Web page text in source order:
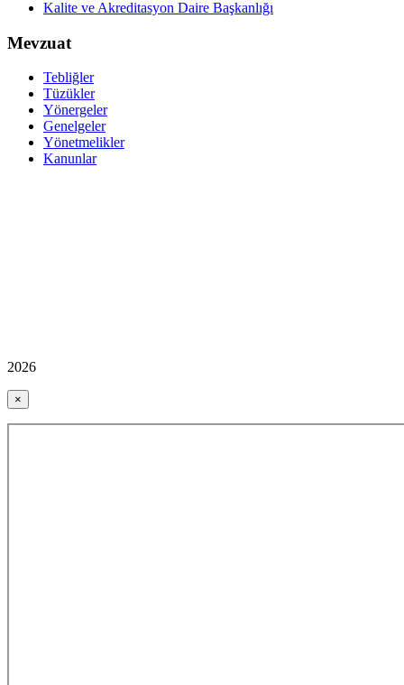
Kalite ve Akreditasyon Daire Başkanlığı
Mevzuat
Tebliğler
Tüzükler
Yönergeler
Genelgeler
Yönetmelikler
Kanunlar
2026
×